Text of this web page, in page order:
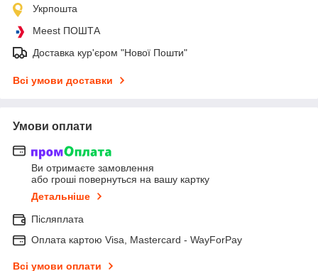
Укрпошта
Meest ПОШТА
Доставка кур'єром "Нової Пошти"
Всі умови доставки
Умови оплати
Ви отримаєте замовлення
або гроші повернуться на вашу картку
Детальніше
Післяплата
Оплата картою Visa, Mastercard - WayForPay
Всі умови оплати